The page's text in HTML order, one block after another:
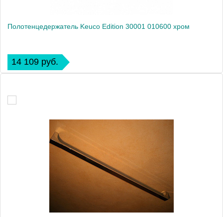
Полотенцедержатель Keuco Edition 30001 010600 хром
14 109 руб.